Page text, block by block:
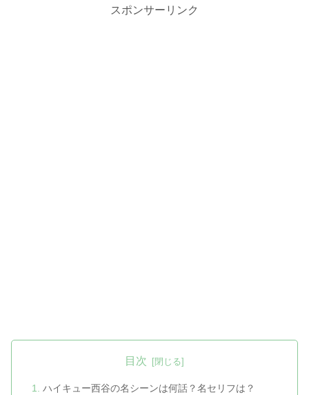
スポンサーリンク
目次
ハイキュー西谷の名シーンは何話？名セリフは？